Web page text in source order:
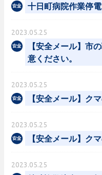
十日町病院作業停
2023.05.25
【安全メール】市
意ください。
2023.05.25
【安全メール】ク
2023.05.25
【安全メール】ク
2023.05.25